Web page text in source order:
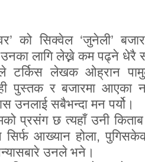
को सिक्वेल ‘जुनेली’
लागि लेख्ने कम पढ्ने धेरै
टर्किस लेखक ओह्रान
पुस्तक र बजारमा आएका
उनलाई सबैभन्दा मन पर्यो।
प्रसंग छ त्यहाँ उनी
सिर्फ आख्यान होला,
उनले भने।